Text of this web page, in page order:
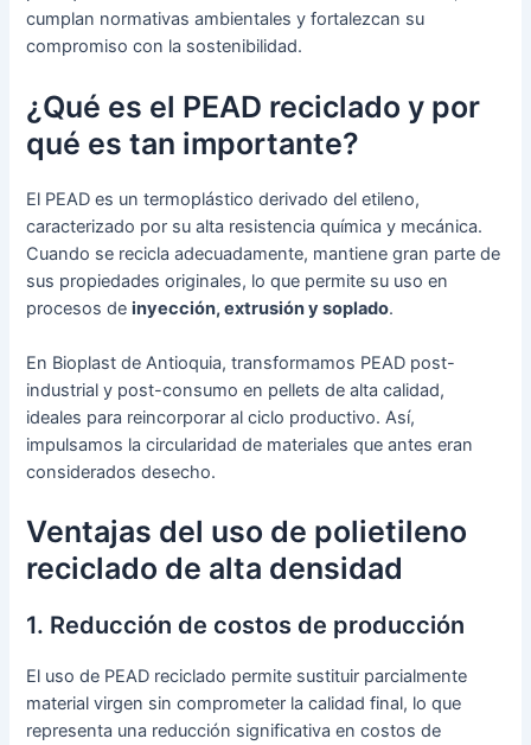
cumplan normativas ambientales y fortalezcan su
compromiso con la sostenibilidad.
¿Qué es el PEAD reciclado y por
qué es tan importante?
El PEAD es un termoplástico derivado del etileno,
caracterizado por su alta resistencia química y mecánica.
Cuando se recicla adecuadamente, mantiene gran parte de
sus propiedades originales, lo que permite su uso en
procesos deinyección, extrusión y soplado.
En Bioplast de Antioquia, transformamos PEAD post-
industrial y post-consumo en pellets de alta calidad,
ideales para reincorporar al ciclo productivo. Así,
impulsamos la circularidad de materiales que antes eran
considerados desecho.
Ventajas del uso de polietileno
reciclado de alta densidad
1. Reducción de costos de producción
El uso de PEAD reciclado permite sustituir parcialmente
material virgen sin comprometer la calidad final, lo que
representa una reducción significativa en costos de